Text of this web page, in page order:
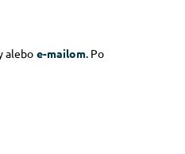
alebo e-mailom. Po